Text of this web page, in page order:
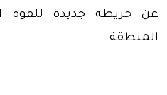
عن خريطة جديدة للقوة
المنطقة.